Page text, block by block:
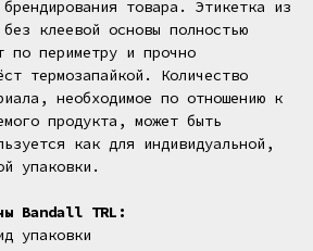
товара. Этикетка из
клеевой основы полностью
по периметру и прочно
термозапайкой. Количество
необходимое по отношению к
продукта, может быть
как для индивидуальной,
упаковки.
Bandall TRL:
упаковки